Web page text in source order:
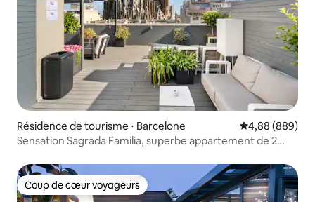
Résidence de tourisme ⋅ Barcelone Évaluation
4,88 (889)
Sensation Sagrada Familia, superbe appartement de 2
Coup de cœur voyageurs
Coup de cœur voyageurs